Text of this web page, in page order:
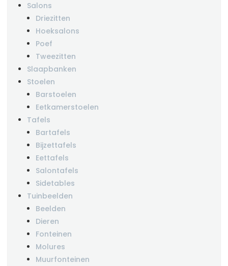
Salons
Driezitten
Hoeksalons
Poef
Tweezitten
Slaapbanken
Stoelen
Barstoelen
Eetkamerstoelen
Tafels
Bartafels
Bijzettafels
Eettafels
Salontafels
Sidetables
Tuinbeelden
Beelden
Dieren
Fonteinen
Molures
Muurfonteinen